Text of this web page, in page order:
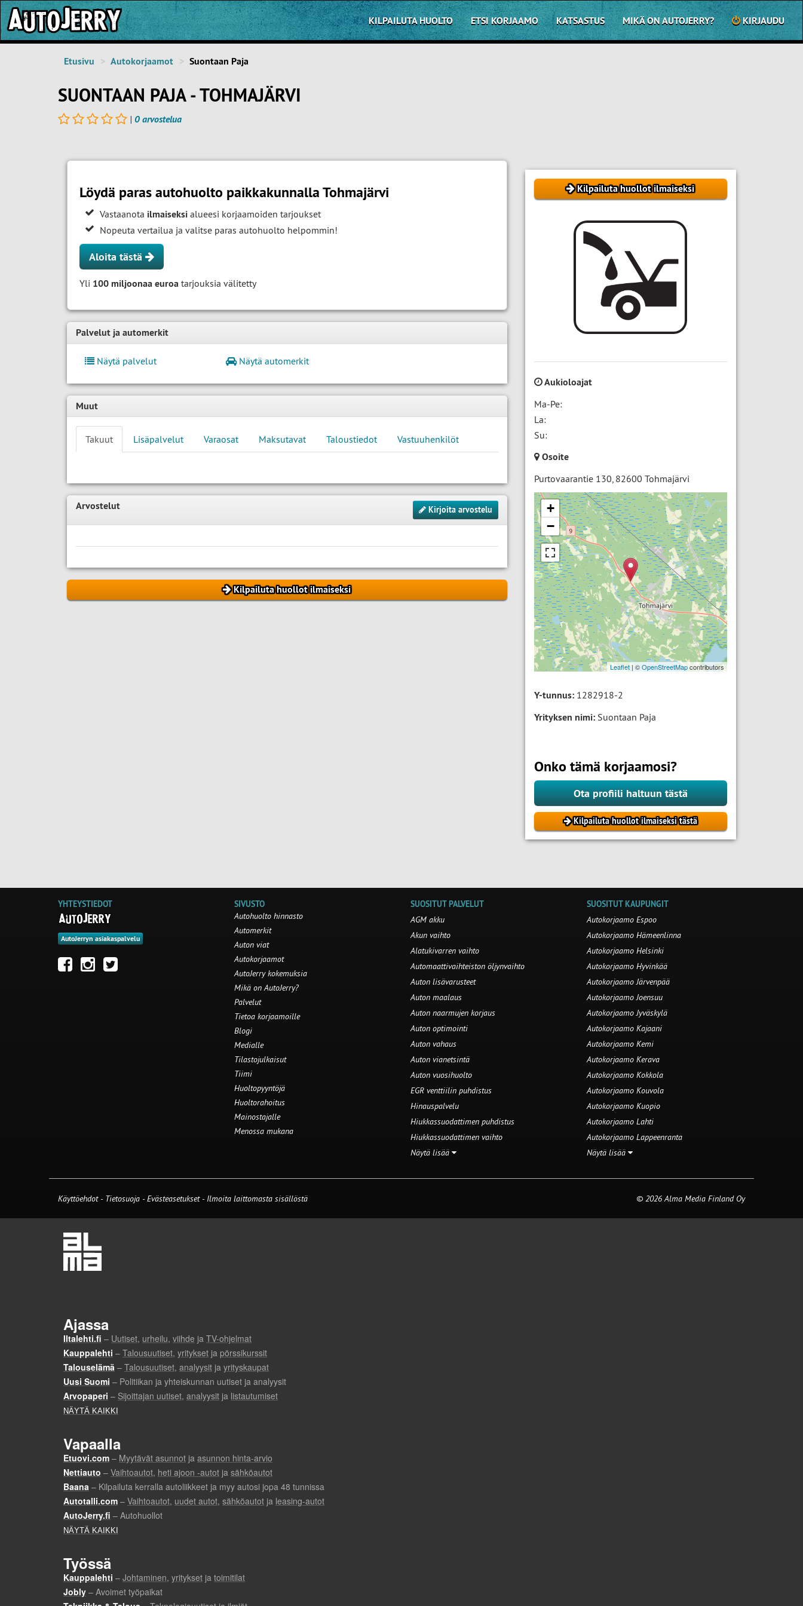
KILPAILUTA HUOLTO ETSI KORJAAMO KATSASTUS MIKÄ ON AUTOJERRY? KIRJAUDU
Etusivu Autokorjaamot Suontaan Paja
SUONTAAN PAJA - TOHMAJÄRVI
| 0 arvostelua
Kilpailuta huollot ilmaiseksi
Aukioloajat
Ma-Pe:
La:
Su:
Osoite
Purtovaarantie 130, 82600 Tohmajärvi
+
−
Leaflet | ©OpenStreetMapcontributors
Y-tunnus:1282918-2
Yrityksen nimi:Suontaan Paja
Onko tämä korjaamosi?
Ota profiili haltuun tästä
Kilpailuta huollot ilmaiseksi tästä
Löydä paras autohuolto paikkakunnalla Tohmajärvi
Vastaanota ilmaiseksi alueesi korjaamoiden tarjoukset
Nopeuta vertailua ja valitse paras autohuolto helpommin!
Aloita tästä
Yli 100 miljoonaa euroa tarjouksia välitetty
Palvelut ja automerkit
Näytä palvelut Näytä automerkit
Muut
Takuut Lisäpalvelut Varaosat Maksutavat Taloustiedot Vastuuhenkilöt
Arvostelut Kirjoita arvostelu
Kilpailuta huollot ilmaiseksi
YHTEYSTIEDOT
AutoJerryn asiakaspalvelu
SIVUSTO
Autohuolto hinnasto
Automerkit
Auton viat
Autokorjaamot
AutoJerry kokemuksia
Mikä on AutoJerry?
Palvelut
Tietoa korjaamoille
Blogi
Medialle
Tilastojulkaisut
Tiimi
Huoltopyyntöjä
Huoltorahoitus
Mainostajalle
Menossa mukana
SUOSITUT PALVELUT
AGM akku
Akun vaihto
Alatukivarren vaihto
Automaattivaihteiston öljynvaihto
Auton lisävarusteet
Auton maalaus
Auton naarmujen korjaus
Auton optimointi
Auton vahaus
Auton vianetsintä
Auton vuosihuolto
EGR venttiilin puhdistus
Hinauspalvelu
Hiukkassuodattimen puhdistus
Hiukkassuodattimen vaihto
Näytä lisää
SUOSITUT KAUPUNGIT
Autokorjaamo Espoo
Autokorjaamo Hämeenlinna
Autokorjaamo Helsinki
Autokorjaamo Hyvinkää
Autokorjaamo Järvenpää
Autokorjaamo Joensuu
Autokorjaamo Jyväskylä
Autokorjaamo Kajaani
Autokorjaamo Kemi
Autokorjaamo Kerava
Autokorjaamo Kokkola
Autokorjaamo Kouvola
Autokorjaamo Kuopio
Autokorjaamo Lahti
Autokorjaamo Lappeenranta
Näytä lisää
Käyttöehdot - Tietosuoja -Evästeasetukset- Ilmoita laittomasta sisällöstä © 2026 Alma Media Finland Oy